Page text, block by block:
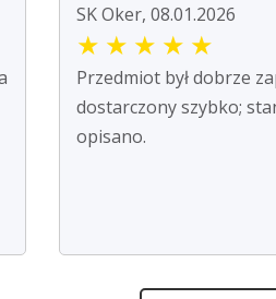
SK Oker, 08.01.2026
★ ★ ★ ★ ★
Przedmiot był dobrze
dostarczony szybko;
opisano.